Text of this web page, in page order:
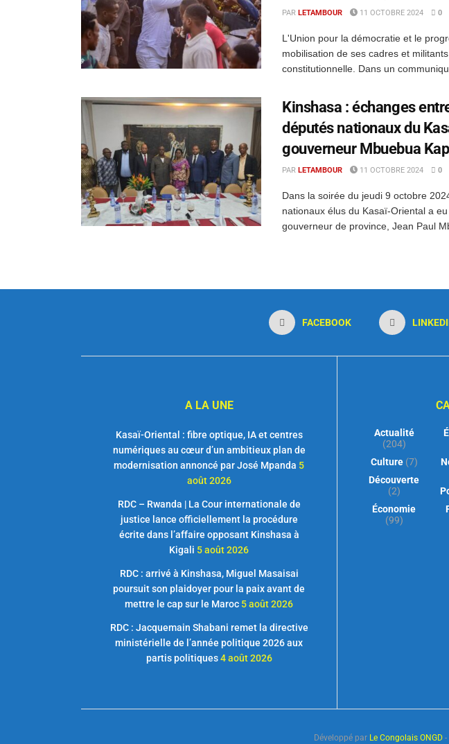
PAR LETAMBOUR 11 OCTOBRE 2024 0
L'Union pour la démocratie et le
mobilisation de ses cadres et
constitutionnelle. Dans un
Kinshasa : échanges
députés nationaux du
gouverneur Mbuebua
PAR LETAMBOUR 11 OCTOBRE 2024 0
Dans la soirée du jeudi 9 octobre
nationaux élus du Kasaï-Oriental a
gouverneur de province, Jean Paul
FACEBOOK
A LA UNE
Kasaï-Oriental : fibre optique, IA et centres
numériques au cœur d’un ambitieux plan de
modernisation annoncé par José Mpanda 5
août 2026
RDC – Rwanda | La Cour internationale de
justice lance officiellement la procédure
écrite dans l’affaire opposant Kinshasa à
Kigali 5 août 2026
RDC : arrivé à Kinshasa, Miguel Masaisai
poursuit son plaidoyer pour la paix avant de
mettre le cap sur le Maroc 5 août 2026
RDC : Jacquemain Shabani remet la directive
ministérielle de l’année politique 2026 aux
partis politiques 4 août 2026
Actualité
(204)
Culture(7)
Découverte
(2)
Économie
(99)
Développé par Le Congolais ONGD -